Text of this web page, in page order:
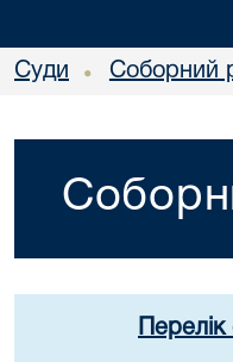
Суди • Соборний